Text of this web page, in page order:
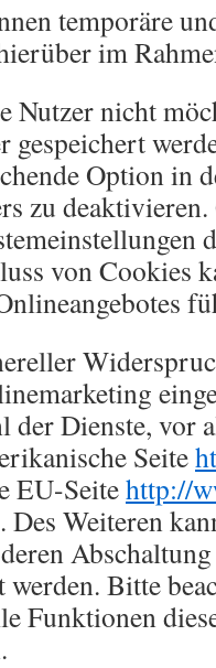
temporäre
im
Nutzer nicht
gespeichert
Option in
zu
von Cookies
der Dienste, vor
Seite
EU-Seitehttp://
Des Weiteren
Bitte
Funktionen